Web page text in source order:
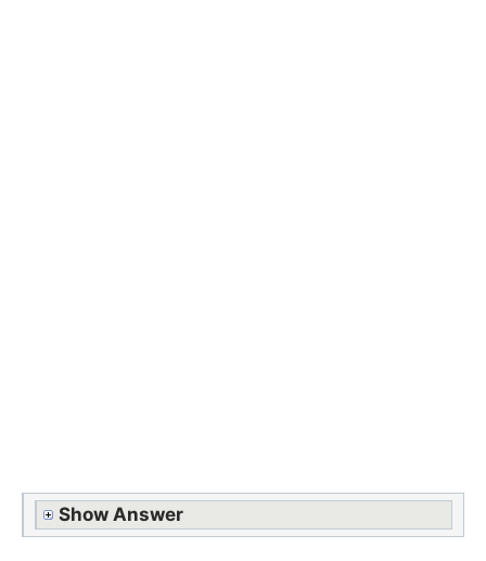
Show Answer